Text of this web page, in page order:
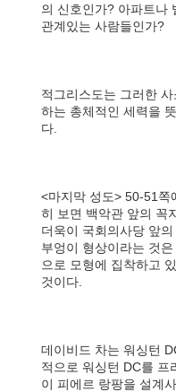
의 신호인가? 아파트나
관계있는 사람들인가?
적그리스도는 그러한
하는 총체적인 세력을
다.
<마지막 성도> 50-51쪽
히 보면 백악관 앞의 꼭
더욱이 국회의사당 앞
부엉이 형상이라는 것
으로 모형에 집착하고
것이다.
데이비드 차는 워싱턴
적으로 워싱턴 DC를 프
이 피에르 랑팡을 설계